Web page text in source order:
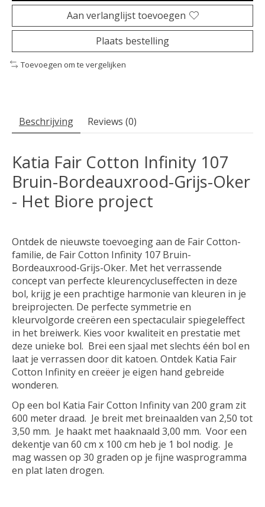
Aan verlanglijst toevoegen
Plaats bestelling
Toevoegen om te vergelijken
Beschrijving Reviews (0)
Katia Fair Cotton Infinity 107
Bruin-Bordeauxrood-Grijs-Oker
- Het Biore project
Ontdek de nieuwste toevoeging aan de Fair Cotton-
familie, de Fair Cotton Infinity 107 Bruin-
Bordeauxrood-Grijs-Oker. Met het verrassende
concept van perfecte kleurencycluseffecten in deze
bol, krijg je een prachtige harmonie van kleuren in je
breiprojecten. De perfecte symmetrie en
kleurvolgorde creëren een spectaculair spiegeleffect
in het breiwerk. Kies voor kwaliteit en prestatie met
deze unieke bol. Brei een sjaal met slechts één bol en
laat je verrassen door dit katoen. Ontdek Katia Fair
Cotton Infinity en creëer je eigen hand gebreide
wonderen.
Op een bol Katia Fair Cotton Infinity van 200 gram zit
600 meter draad. Je breit met breinaalden van 2,50 tot
3,50 mm. Je haakt met haaknaald 3,00 mm. Voor een
dekentje van 60 cm x 100 cm heb je 1 bol nodig. Je
mag wassen op 30 graden op je fijne wasprogramma
en plat laten drogen.